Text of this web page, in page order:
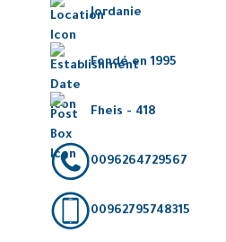
Jordanie
Fondé en 1995
Fheis - 418
0096264729567
00962795748315